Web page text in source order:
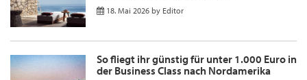
18. Mai 2026 by Editor
So fliegt ihr günstig für unter 1.000 Euro in
der Business Class nach Nordamerika